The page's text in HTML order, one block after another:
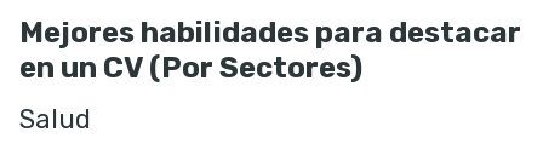
Mejores habilidades para destacar
en un CV (Por Sectores)
Salud